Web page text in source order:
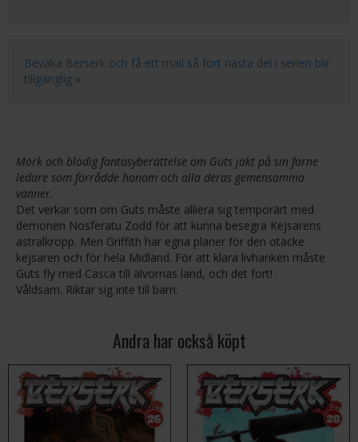
Bevaka Berserk och få ett mail så fort nästa del i serien blir
tillgänglig »
Mörk och blodig fantasyberättelse om Guts jakt på sin forne
ledare som förrådde honom och alla deras gemensamma
vänner.
Det verkar som om Guts måste alliera sig temporärt med
demonen Nosferatu Zodd för att kunna besegra Kejsarens
astralkropp. Men Griffith har egna planer för den otäcke
kejsaren och för hela Midland. För att klara livhanken måste
Guts fly med Casca till älvornas land, och det fort!
Våldsam. Riktar sig inte till barn.
Andra har också köpt